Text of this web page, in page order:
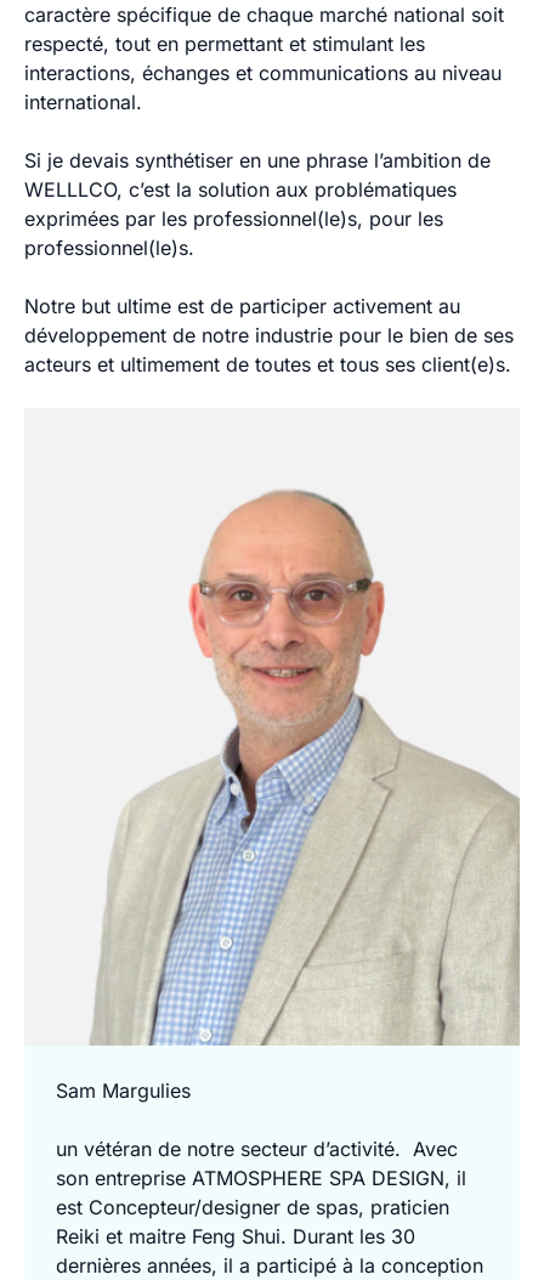
caractère spécifique de chaque marché national soit
respecté, tout en permettant et stimulant les
interactions, échanges et communications au niveau
international.
Si je devais synthétiser en une phrase l’ambition de
WELLLCO, c’est la solution aux problématiques
exprimées par les professionnel(le)s, pour les
professionnel(le)s.
Notre but ultime est de participer activement au
développement de notre industrie pour le bien de ses
acteurs et ultimement de toutes et tous ses client(e)s.
Sam Margulies
un vétéran de notre secteur d’activité. Avec
son entreprise ATMOSPHERE SPA DESIGN, il
est Concepteur/designer de spas, praticien
Reiki et maitre Feng Shui. Durant les 30
dernières années, il a participé à la conception